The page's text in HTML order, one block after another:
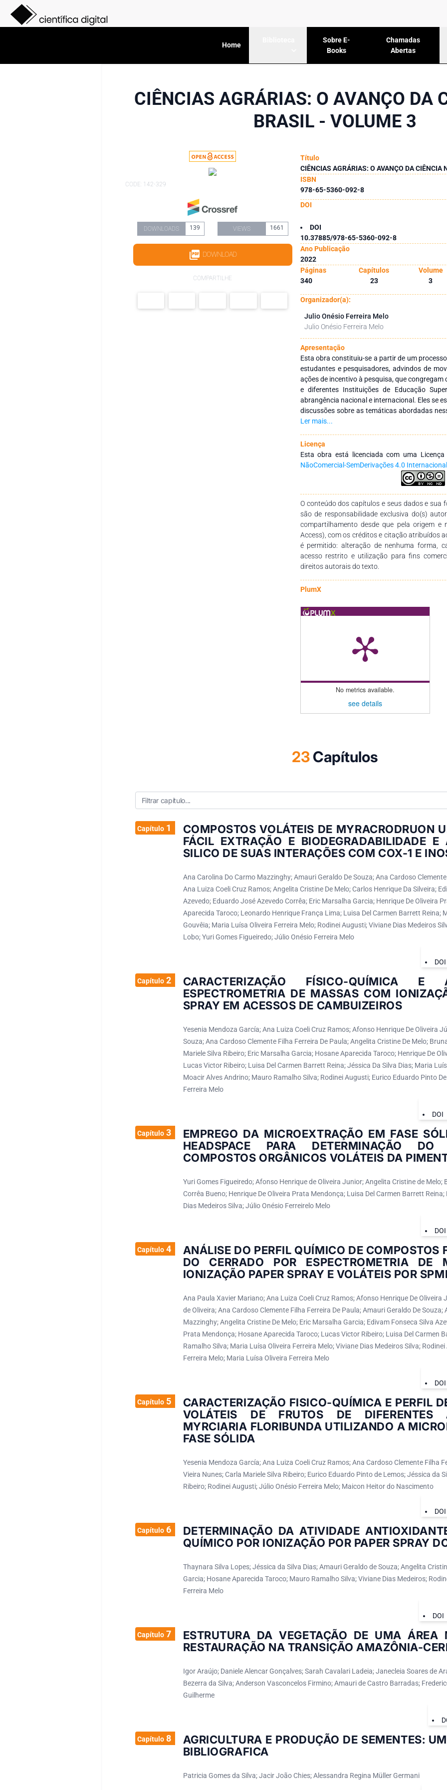
Home
Sobre E-
Books
Chamadas
Abertas
CIÊNCIAS AGRÁRIAS: O AVANÇO DA
BRASIL - VOLUME 3
CODE: 142-329
DOWNLOADS 139 VIEWS 1661
DOWNLOAD
COMPARTILHE
Título
CIÊNCIAS AGRÁRIAS: O AVANÇO DA CIÊNCIA
ISBN
978-65-5360-092-8
DOI
DOI
10.37885/978-65-5360-092-8
Ano Publicação
2022
Páginas
Capítulos Volume
340
23 3
Organizador(a):
Julio Onésio Ferreira Melo
Julio Onésio Ferreira Melo
Apresentação
Esta obra constituiu-se a partir de um
estudantes e pesquisadores, advindos de
ações de incentivo à pesquisa, que
e diferentes Instituições de Educação
abrangência nacional e internacional. Eles se
discussões sobre as temáticas abordadas
reuniu conteúdo científico de vanguarda, na
Ciências Biológicas, Engenharia Agrícola,
de Alimentos, Engenharia Florestal,
Com a expansão e a grande relevância do
ascensão nas pesquisas científicas e uma
do saber, para melhorias: na produtividade;
nutricionais; na busca de compostos
matrizes alimentares da nossa flora; nos
agrícola; no aproveitamento de resíduos
ambiental e na manutenção do
objetivos propostos, esse volume traz os
nas áreas do ensino de ciências nas escolas
rural; nas tecnologias agrícolas; na
na caracterização de plantas com potencial
alimentos; na farmacognosia, na análise
envolvendo todo o potencial das novas
dedicação, para o desenvolvimento e para a
profissionais da área de Ciências Agrárias
interessados pela temática.
Ler mais...
Licença
Esta obra está licenciada com uma
NãoComercial-SemDerivações 4.0 Internacional
O conteúdo dos capítulos e seus dados e sua
são de responsabilidade exclusiva do(s)
compartilhamento desde que pela origem e
Access), com os créditos e citação atribuídos
é permitido: alteração de nenhuma forma,
acesso restrito e utilização para fins
direitos autorais do texto.
PlumX
No metrics available.
see details
23Capítulos
Capítulo1
COMPOSTOS VOLÁTEIS DE MYRACRODRUON
FÁCIL EXTRAÇÃO E BIODEGRADABILIDADE E
SILICO DE SUAS INTERAÇÕES COM COX-1 E
Ana Carolina Do Carmo Mazzinghy; Amauri Geraldo De Souza; Ana Cardoso
Ana Luiza Coeli Cruz Ramos; Angelita Cristine De Melo; Carlos Henrique Da Silveira;
Azevedo; Eduardo José Azevedo Corrêa; Eric Marsalha Garcia; Henrique De Oliveira
Aparecida Taroco; Leonardo Henrique França Lima; Luisa Del Carmen Barrett Reina;
Gouvêia; Maria Luísa Oliveira Ferreira Melo; Rodinei Augusti; Viviane Dias Medeiros
Lobo; Yuri Gomes Figueiredo; Júlio Onésio Ferreira Melo
DOI
Capítulo2
CARACTERIZAÇÃO FÍSICO-QUÍMICA E
ESPECTROMETRIA DE MASSAS COM
SPRAY EM ACESSOS DE CAMBUIZEIROS
Yesenia Mendoza García; Ana Luiza Coeli Cruz Ramos; Afonso Henrique De Oliveira
Souza; Ana Cardoso Clemente Filha Ferreira De Paula; Angelita Cristine De Melo;
Mariele Silva Ribeiro; Eric Marsalha Garcia; Hosane Aparecida Taroco; Henrique De
Lucas Victor Ribeiro; Luisa Del Carmen Barrett Reina; Jéssica Da Silva Dias; Maria
Moacir Alves Andrino; Mauro Ramalho Silva; Rodinei Augusti; Eurico Eduardo Pinto
Ferreira Melo
DOI
Capítulo3
EMPREGO DA MICROEXTRAÇÃO EM FASE
HEADSPACE PARA DETERMINAÇÃO
COMPOSTOS ORGÂNICOS VOLÁTEIS DA
Yuri Gomes Figueiredo; Afonso Henrique de Oliveira Junior; Angelita Cristine de Melo;
Corrêa Bueno; Henrique De Oliveira Prata Mendonça; Luisa Del Carmen Barrett
Dias Medeiros Silva; Júlio Onésio Ferreirelo Melo
DOI
Capítulo4
ANÁLISE DO PERFIL QUÍMICO DE COMPOSTOS
DO CERRADO POR ESPECTROMETRIA DE
IONIZAÇÃO PAPER SPRAY E VOLÁTEIS POR
Ana Paula Xavier Mariano; Ana Luiza Coeli Cruz Ramos; Afonso Henrique De Oliveira
de Oliveira; Ana Cardoso Clemente Filha Ferreira De Paula; Amauri Geraldo De Souza;
Mazzinghy; Angelita Cristine De Melo; Eric Marsalha Garcia; Edivam Fonseca Silva
Prata Mendonça; Hosane Aparecida Taroco; Lucas Victor Ribeiro; Luisa Del Carmen
Ramalho Silva; Maria Luísa Oliveira Ferreira Melo; Viviane Dias Medeiros Silva;
Ferreira Melo; Maria Luísa Oliveira Ferreira Melo
DOI
Capítulo5
CARACTERIZAÇÃO FISICO-QUÍMICA E PERFIL
VOLÁTEIS DE FRUTOS DE DIFERENTES
MYRCIARIA FLORIBUNDA UTILIZANDO A
FASE SÓLIDA
Yesenia Mendoza García; Ana Luiza Coeli Cruz Ramos; Ana Cardoso Clemente Filha
Vieira Nunes; Carla Mariele Silva Ribeiro; Eurico Eduardo Pinto de Lemos; Jéssica da
Ribeiro; Rodinei Augusti; Júlio Onésio Ferreira Melo; Maicon Heitor do Nascimento
DOI
Capítulo6
DETERMINAÇÃO DA ATIVIDADE
QUÍMICO POR IONIZAÇÃO POR PAPER SPRAY
Thaynara Silva Lopes; Jéssica da Silva Dias; Amauri Geraldo de Souza; Angelita
Garcia; Hosane Aparecida Taroco; Mauro Ramalho Silva; Viviane Dias Medeiros;
Ferreira Melo
DOI
Capítulo7
ESTRUTURA DA VEGETAÇÃO DE UMA ÁREA
RESTAURAÇÃO NA TRANSIÇÃO AMAZÔNIA-
Igor Araújo; Daniele Alencar Gonçalves; Sarah Cavalari Ladeia; Janecleia Soares de
Bezerra da Silva; Anderson Vasconcelos Firmino; Amauri de Castro Barradas;
Guilherme
Capítulo8
AGRICULTURA E PRODUÇÃO DE SEMENTES:
BIBLIOGRAFICA
Patricia Gomes da Silva; Jacir João Chies; Alessandra Regina Müller Germani